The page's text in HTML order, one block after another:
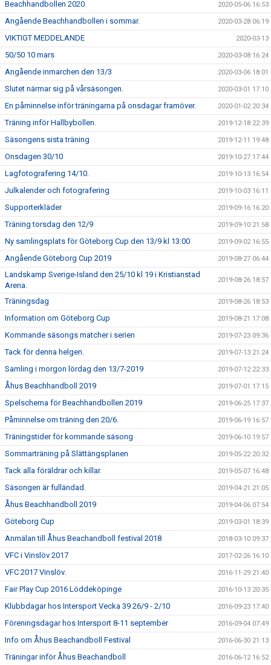
Beachhandbollen 2020. 2020-05-06 16:53
Angående Beachhandbollen i sommar. 2020-03-28 06:19
VIKTIGT MEDDELANDE 2020-03-13
50/50 10 mars 2020-03-08 16:24
Angående inmarchen den 13/3 2020-03-06 18:01
Slutet närmar sig på vårsäsongen. 2020-03-01 17:10
En påminnelse inför träningarna på onsdagar framöver. 2020-01-02 20:34
Träning inför Hallbybollen. 2019-12-18 22:39
Säsongens sista träning 2019-12-11 19:48
Onsdagen 30/10 2019-10-27 17:44
Lagfotografering 14/10. 2019-10-13 16:54
Julkalender och fotografering 2019-10-03 16:11
Supporterkläder 2019-09-16 16:20
Träning torsdag den 12/9 2019-09-10 21:58
Ny samlingsplats för Göteborg Cup den 13/9 kl 13:00 2019-09-02 16:55
Angående Göteborg Cup 2019 2019-08-27 06:44
Landskamp Sverige-Island den 25/10 kl 19 i Kristianstad
Arena.
2019-08-26 18:57
Träningsdag 2019-08-26 18:53
Information om Göteborg Cup 2019-08-21 17:08
Kommande säsongs matcher i serien 2019-07-23 09:36
Tack för denna helgen. 2019-07-13 21:24
Samling i morgon lördag den 13/7-2019 2019-07-12 22:33
Åhus Beachhandboll 2019 2019-07-01 17:15
Spelschema för Beachhandbollen 2019 2019-06-25 17:37
Påminnelse om träning den 20/6. 2019-06-19 16:57
Träningstider för kommande säsong 2019-06-10 19:57
Sommarträning på Slättängsplanen 2019-05-22 20:32
Tack alla föräldrar och killar. 2019-05-07 16:48
Säsongen är fulländad. 2019-04-21 21:05
Åhus Beachhandboll 2019 2019-04-06 07:54
Göteborg Cup 2019-03-01 18:39
Anmälan till Åhus Beachandboll festival 2018 2018-03-10 09:37
VFC i Vinslöv 2017 2017-02-26 16:10
VFC 2017 Vinslöv. 2016-11-29 21:40
Fair Play Cup 2016 Löddeköpinge 2016-10-13 20:35
Klubbdagar hos Intersport Vecka 39 26/9 - 2/10 2016-09-23 17:40
Föreningsdagar hos Intersport 8-11 september 2016-09-04 07:49
Info om Åhus Beachandboll Festival 2016-06-30 21:13
Träningar inför Åhus Beachandboll 2016-06-12 16:52